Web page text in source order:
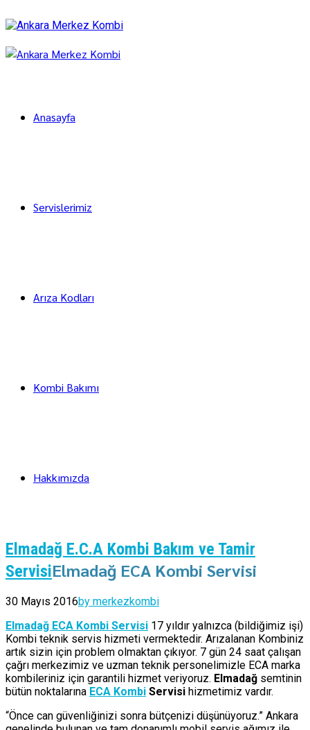
Anasayfa
Servislerimiz
Arıza Kodları
Kombi Bakımı
Hakkımızda
Elmadağ E.C.A Kombi Bakım ve Tamir
ServisiElmadağ ECA Kombi Servisi
30 Mayıs 2016by merkezkombi
Elmadağ ECA Kombi Servisi 17 yıldır yalnızca (bildiğimiz işi)
Kombi teknik servis hizmeti vermektedir. Arızalanan Kombiniz
artık sizin için problem olmaktan çıkıyor. 7 gün 24 saat çalışan
çağrı merkezimiz ve uzman teknik personelimizle ECA marka
kombileriniz için garantili hizmet veriyoruz. Elmadağ semtinin
bütün noktalarına ECA Kombi Servisi hizmetimiz vardır.
“Önce can güvenliğinizi sonra bütçenizi düşünüyoruz.” Ankara